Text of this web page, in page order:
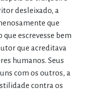
desleixado, a
que
escrevesse bem
que acreditava
humanos. Seus
com os outros, a
contra os